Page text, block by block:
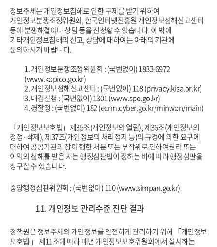
정보주체는 개인정보침해로 인한 구제를 받기 위하여
개인정보분쟁조정위원회, 한국인터넷진흥원 개인정보침해신고센터
등에 분쟁해결이나상담 등을 신청할 수 있습니다. 이 밖에
기타개인정보침해의 신고, 상담에 대하여는 아래의 기관에
문의하시기 바랍니다.
1. 개인정보분쟁조정위원회 : (국번없이) 1833-6972
(www.kopico.go.kr)
2. 개인정보침해신고센터 : (국번없이) 118 (privacy.kisa.or.kr)
3. 대검찰청 : (국번없이) 1301 (www.spo.go.kr)
4. 경찰청 : (국번없이) 182 (ecrm.cyber.go.kr/minwon/main)
「개인정보보호법」제35조(개인정보의 열람), 제36조(개인정보의
정정·삭제), 제37조(개인정보의 처리정지 등)의 규정에 의한 요구에
대하여공공기관의 장이 행한 처분 또는 부작위로 인하여권리 또는
이익의 침해를 받은 자는 행정심판법이 정하는 바에 따라 행정심판을
청구할 수 있습니다.
중앙행정심판위원회 : (국번없이) 110 (www.simpan.go.kr)
11. 개인정보 관리수준 진단 결과
정책원은 정보주체의 개인정보를 안전하게 관리하기 위해 「개인정보
보호법 」 제11조에 따라 매년 개인정보보호위원회에서 실시하는